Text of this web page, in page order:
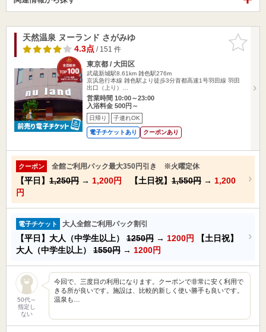
お気に入
りに追加
天然温泉 ヌーランド さがみゆ
4.3点/ 151 件
東京都 / 大田区
武蔵新城駅8.61km 雑色駅276m
京浜急行本線 雑色駅より徒歩3分首都高速1号羽田線 羽田
出口（上り）…
営業時間 10:00～23:00
入浴料金 500円～
日帰り 子連れOK
電子チケットあり クーポンあり
クーポン 全館ご利用パック最大350円引き ※火曜定休
【平日】 1,250円 → 1,200円 【土日祝】 1,550円 → 1,200
円
電子チケット 大人全館ご利用パック割引
【平日】大人（中学生以上） 1250円 → 1200円
【土日祝】
大人（中学生以上） 1550円 → 1200円
50代～
指定し
ない
今回で、三度目の利用になります。クーポンで非常に安く利用で
きる所が良いです。施設は、比較的新しく使い勝手も良いです。
温泉も…